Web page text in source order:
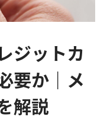
ジットカ
要か｜メ
解説